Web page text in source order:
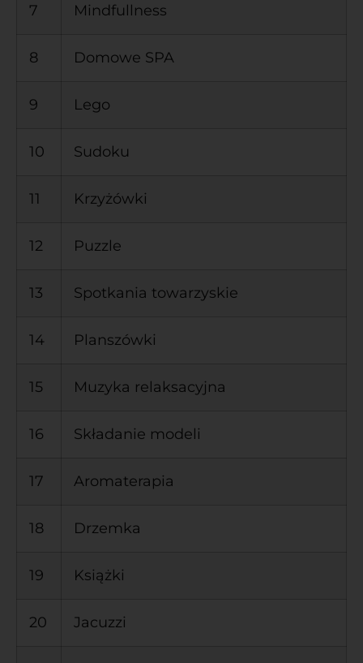
7 Mindfullness
8 Domowe SPA
9 Lego
10 Sudoku
11 Krzyżówki
12 Puzzle
13 Spotkania towarzyskie
14 Planszówki
15 Muzyka relaksacyjna
16 Składanie modeli
17 Aromaterapia
18 Drzemka
19 Książki
20 Jacuzzi